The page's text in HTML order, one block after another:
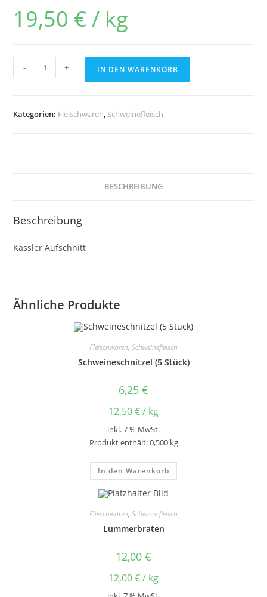
19,50 € / kg
- + IN DEN WARENKORB
Kategorien: Fleischwaren, Schweinefleisch
BESCHREIBUNG
Beschreibung
Kassler Aufschnitt
Ähnliche Produkte
Fleischwaren, Schweinefleisch
Schweineschnitzel (5 Stück)
6,25 €
12,50€/ kg
inkl. 7 % MwSt.
Produkt enthält: 0,500 kg
In den Warenkorb
Fleischwaren, Schweinefleisch
Lummerbraten
12,00 €
12,00€/ kg